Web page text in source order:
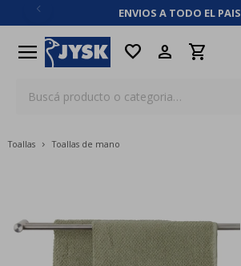
ENVIOS A TODO EL PAIS
menu favorite
Toallas Toallas de mano
close